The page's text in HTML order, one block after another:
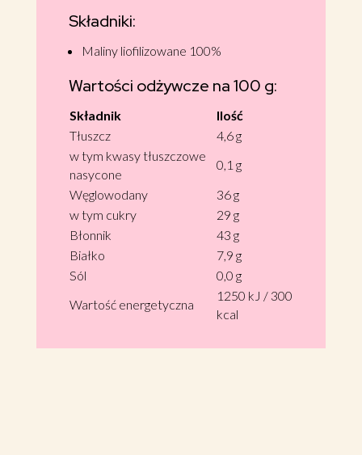
Składniki:
Maliny liofilizowane 100%
Wartości odżywcze na 100 g:
Składnik
Ilość
Tłuszcz
4,6 g
w tym kwasy tłuszczowe
nasycone
0,1 g
Węglowodany
36 g
w tym cukry
29 g
Błonnik
43 g
Białko
7,9 g
Sól
0,0 g
Wartość energetyczna
1250 kJ / 300
kcal